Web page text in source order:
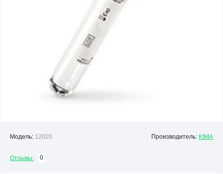
Модель: 12020 Производитель: KIMA
Отзывы: 0